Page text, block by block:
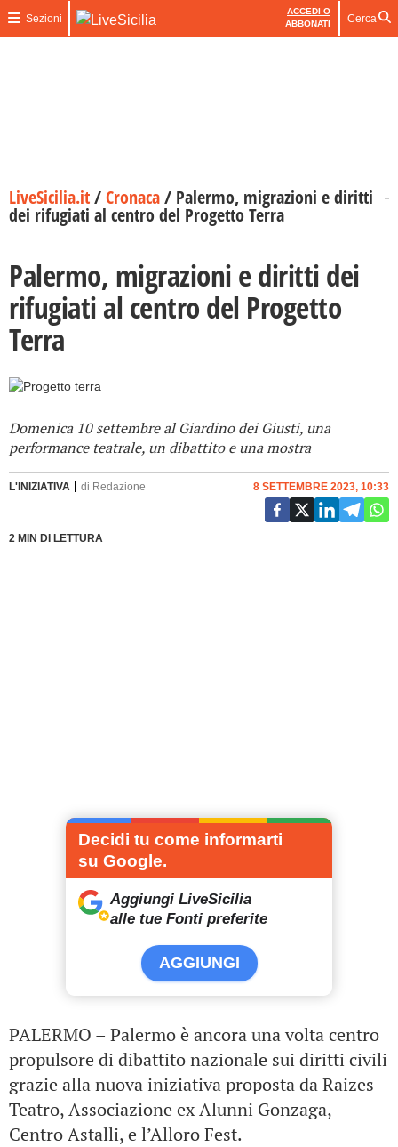
Sezioni
ACCEDI O
ABBONATI
Cerca
LiveSicilia.it/Cronaca/ Palermo, migrazioni e diritti
dei rifugiati al centro del Progetto Terra
Palermo, migrazioni e diritti dei
rifugiati al centro del Progetto
Terra
Domenica 10 settembre al Giardino dei Giusti, una
performance teatrale, un dibattito e una mostra
L'INIZIATIVA di Redazione
2 MIN DI LETTURA
8 SETTEMBRE 2023, 10:33
Decidi tu come informarti
su Google.
Aggiungi LiveSicilia
alle tue Fonti preferite
AGGIUNGI
PALERMO – Palermo è ancora una volta centro
propulsore di dibattito nazionale sui diritti civili
grazie alla nuova iniziativa proposta da Raizes
Teatro, Associazione ex Alunni Gonzaga,
Centro Astalli, e l’Alloro Fest.